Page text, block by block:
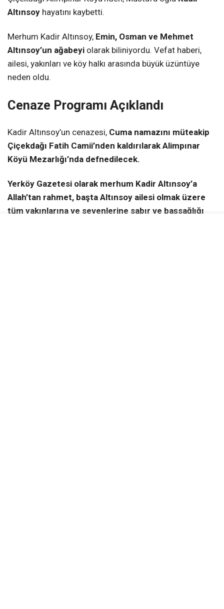
Altınsoy hayatını kaybetti.
Merhum Kadir Altınsoy, Emin, Osman ve Mehmet
Altınsoy’un ağabeyi olarak biliniyordu. Vefat haberi,
ailesi, yakınları ve köy halkı arasında büyük üzüntüye
neden oldu.
Cenaze Programı Açıklandı
Kadir Altınsoy’un cenazesi, Cuma namazını müteakip
Çiçekdağı Fatih Camii’nden kaldırılarak Alimpınar
Köyü Mezarlığı’nda defnedilecek.
Yerköy Gazetesi olarak merhum Kadir Altınsoy’a
Allah’tan rahmet, başta Altınsoy ailesi olmak üzere
tüm yakınlarına ve sevenlerine sabır ve başsağlığı